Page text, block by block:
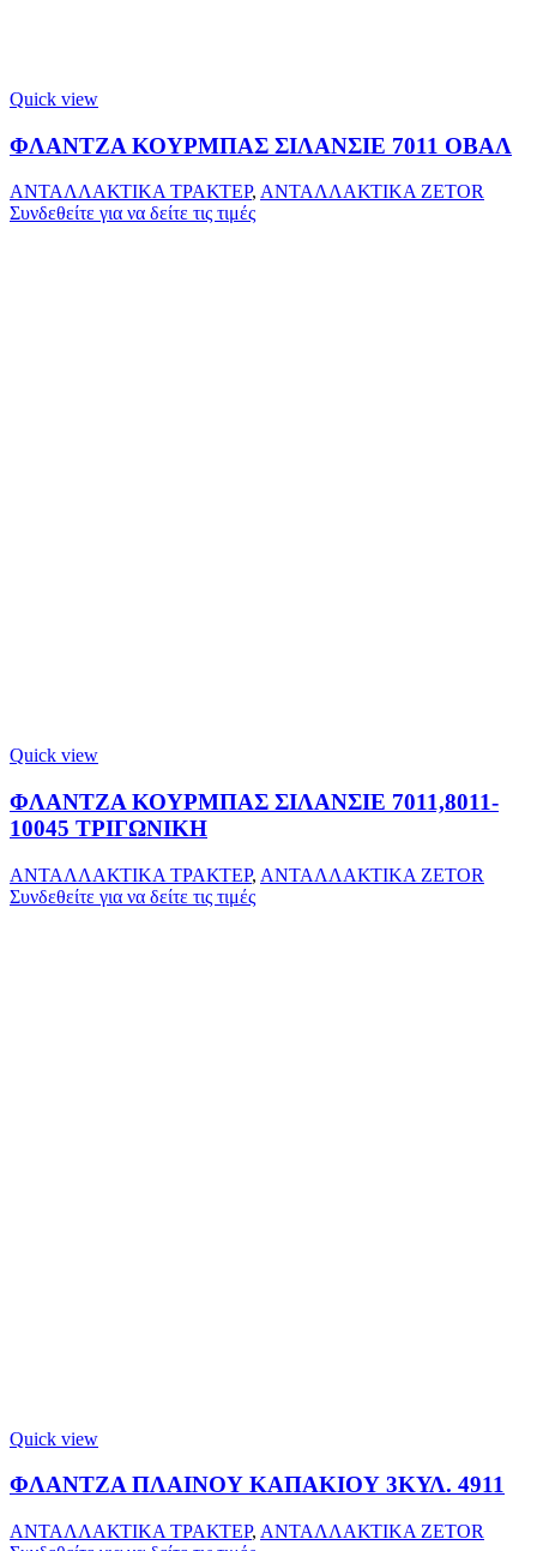
Quick view
ΦΛΑΝΤΖΑ ΚΟΥΡΜΠΑΣ ΣΙΛΑΝΣΙΕ 7011 ΟΒΑΛ
ΑΝΤΑΛΛΑΚΤΙΚΑ ΤΡΑΚΤΕΡ, ΑΝΤΑΛΛΑΚΤΙΚΑ ZETOR
Συνδεθείτε για να δείτε τις τιμές
Quick view
ΦΛΑΝΤΖΑ ΚΟΥΡΜΠΑΣ ΣΙΛΑΝΣΙΕ 7011,8011-
10045 ΤΡΙΓΩΝΙΚΗ
ΑΝΤΑΛΛΑΚΤΙΚΑ ΤΡΑΚΤΕΡ, ΑΝΤΑΛΛΑΚΤΙΚΑ ZETOR
Συνδεθείτε για να δείτε τις τιμές
Quick view
ΦΛΑΝΤΖΑ ΠΛΑΙΝΟΥ ΚΑΠΑΚΙΟΥ 3ΚΥΛ. 4911
ΑΝΤΑΛΛΑΚΤΙΚΑ ΤΡΑΚΤΕΡ, ΑΝΤΑΛΛΑΚΤΙΚΑ ZETOR